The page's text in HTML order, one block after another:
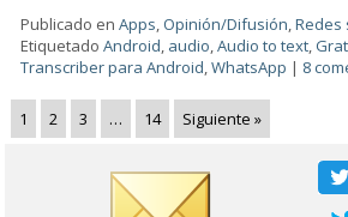
Publicado en Apps, Opinión/Difusión,Redes
Etiquetado Android, audio,Audio to text,
Transcriber para Android,WhatsApp | 8
1 2 3 … 14 Siguiente »